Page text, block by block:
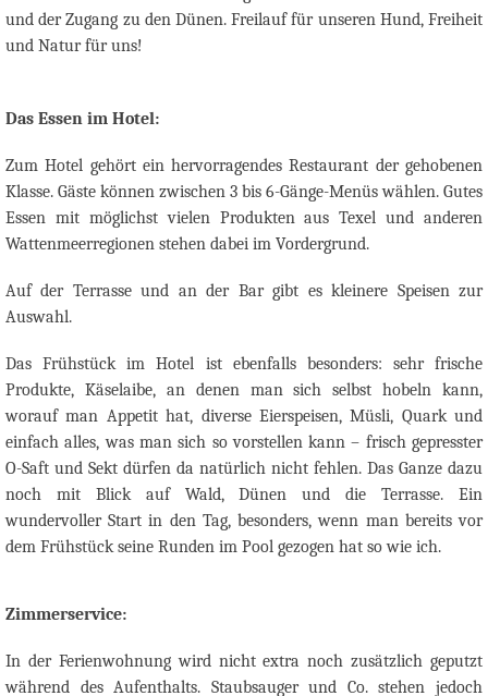
und der Zugang zu den Dünen. Freilauf für unseren Hund, Freiheit
und Natur für uns!
Das Essen im Hotel:
Zum Hotel gehört ein hervorragendes Restaurant der gehobenen
Klasse. Gäste können zwischen 3 bis 6-Gänge-Menüs wählen. Gutes
Essen mit möglichst vielen Produkten aus Texel und anderen
Wattenmeerregionen stehen dabei im Vordergrund.
Auf der Terrasse und an der Bar gibt es kleinere Speisen zur
Auswahl.
Das Frühstück im Hotel ist ebenfalls besonders: sehr frische
Produkte, Käselaibe, an denen man sich selbst hobeln kann,
worauf man Appetit hat, diverse Eierspeisen, Müsli, Quark und
einfach alles, was man sich so vorstellen kann – frisch gepresster
O-Saft und Sekt dürfen da natürlich nicht fehlen. Das Ganze dazu
noch mit Blick auf Wald, Dünen und die Terrasse. Ein
wundervoller Start in den Tag, besonders, wenn man bereits vor
dem Frühstück seine Runden im Pool gezogen hat so wie ich.
Zimmerservice:
In der Ferienwohnung wird nicht extra noch zusätzlich geputzt
während des Aufenthalts. Staubsauger und Co. stehen jedoch